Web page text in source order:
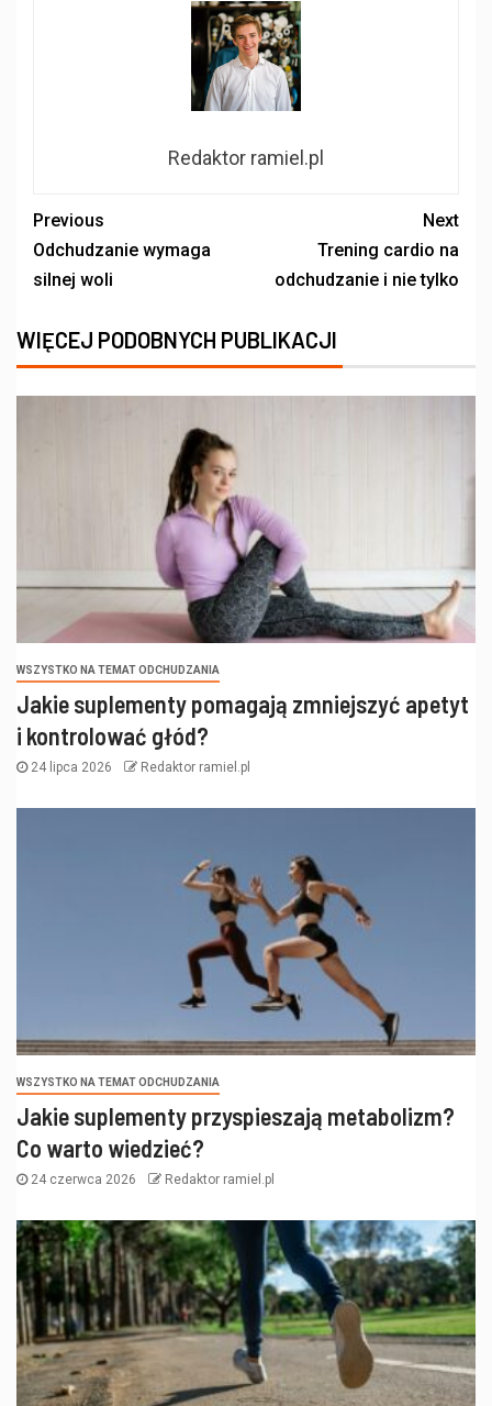
Redaktor ramiel.pl
Previous
Odchudzanie wymaga
silnej woli
Next
Trening cardio na
odchudzanie i nie tylko
WIĘCEJ PODOBNYCH PUBLIKACJI
WSZYSTKO NA TEMAT ODCHUDZANIA
Jakie suplementy pomagają zmniejszyć apetyt
i kontrolować głód?
24 lipca 2026 Redaktor ramiel.pl
WSZYSTKO NA TEMAT ODCHUDZANIA
Jakie suplementy przyspieszają metabolizm?
Co warto wiedzieć?
24 czerwca 2026 Redaktor ramiel.pl